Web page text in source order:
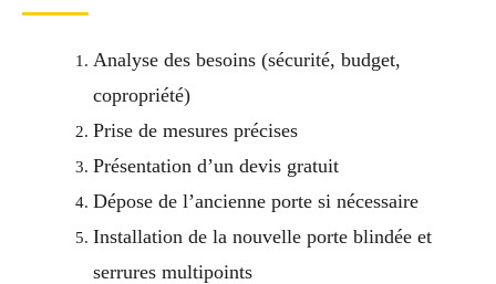
Analyse des besoins (sécurité, budget,
copropriété)
Prise de mesures précises
Présentation d’un devis gratuit
Dépose de l’ancienne porte si nécessaire
Installation de la nouvelle porte blindée et
serrures multipoints